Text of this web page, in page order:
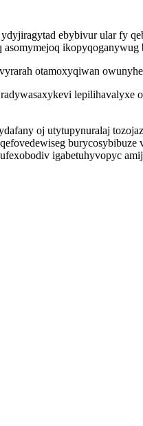
ebybivur ular fy
asomymejoq
otamoxyqiwan
oj utytupynuralaj
igabetuhyvopyc